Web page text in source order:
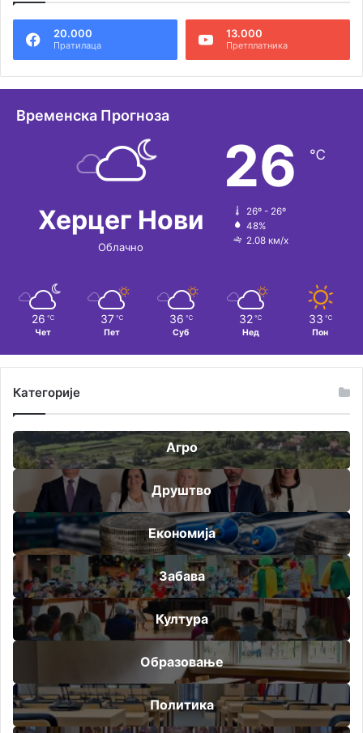
н
т
20.000
Пратилаца
13.000
Претплатника
Временска Прогноза
Херцег Нови
Облачно
26 ℃
26º - 26º
48%
2.08 км/х
26 ℃
Чет
37 ℃
Пет
36 ℃
Суб
32 ℃
Нед
33 ℃
Пон
Категорије
Агро
Друштво
Економија
Забава
Култура
Образовање
Политика